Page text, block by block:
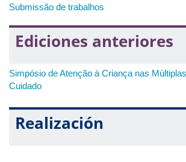
Submissão de trabalhos
Ediciones anteriores
Simpósio de Atenção à Criança nas
Cuidado
Realización